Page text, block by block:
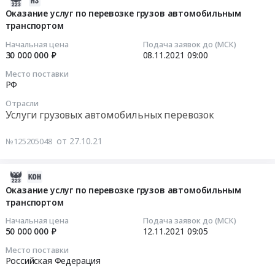
Оказание услуг по перевозке грузов автомобильным
транспортом
Начальная цена
30 000 000 ₽
Подача заявок до (МСК)
08.11.2021 09:00
Место поставки
РФ
Отрасли
Услуги грузовых автомобильных перевозок
№125205048 от 27.10.21
Оказание услуг по перевозке грузов автомобильным
транспортом
Начальная цена
50 000 000 ₽
Подача заявок до (МСК)
12.11.2021 09:05
Место поставки
Российская Федерация